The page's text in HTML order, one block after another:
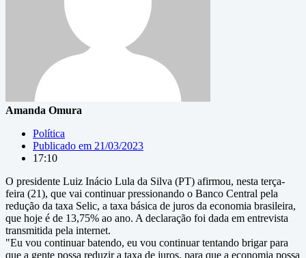
Amanda Omura
Política
Publicado em 21/03/2023
17:10
O presidente Luiz Inácio Lula da Silva (PT) afirmou, nesta terça-
feira (21), que vai continuar pressionando o Banco Central pela
redução da taxa Selic, a taxa básica de juros da economia brasileira,
que hoje é de 13,75% ao ano. A declaração foi dada em entrevista
transmitida pela internet.
"Eu vou continuar batendo, eu vou continuar tentando brigar para
que a gente possa reduzir a taxa de juros, para que a economia possa